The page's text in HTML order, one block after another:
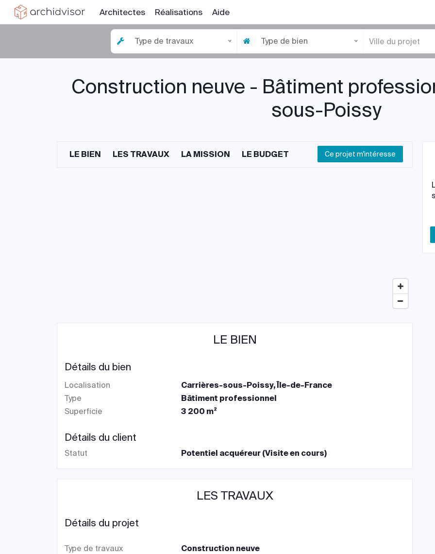
Architectes Réalisations Aide
Type de travaux Type de bien
Construction neuve - Bâtiment
sous-Poissy
LE BIEN LES TRAVAUX LA MISSION LE BUDGET Ce projet m'intéresse
LE BIEN
Détails du bien
Localisation
Carrières-sous-Poissy, Île-de-France
Type
Bâtiment professionnel
Superficie
3 200 m²
Détails du client
Statut Potentiel acquéreur (Visite en cours)
LES TRAVAUX
Détails du projet
Type de travaux
Construction neuve